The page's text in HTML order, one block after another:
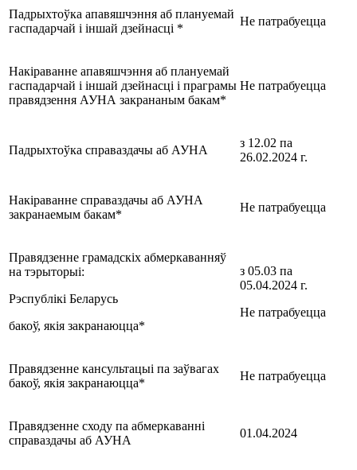
Падрыхтоўка апавяшчэння аб плануемай
гаспадарчай і іншай дзейнасці *
Не патрабуецца
Накiраванне апавяшчэння аб плануемай
гаспадарчай і іншай дзейнасці і праграмы
правядзення АУНА закрананым бакам*
Не патрабуецца
Падрыхтоўка справаздачы аб АУНА
з 12.02 па
26.02.2024 г.
Накiраванне справаздачы аб АУНА
закранаемым бакам*
Не патрабуецца
Правядзенне грамадскіх абмеркаванняў
на тэрыторыі:
Рэспублікі Беларусь
бакоў, якія закранаюцца*
з 05.03 па
05.04.2024 г.
Не патрабуецца
Правядзенне кансультацыі па заўвагах
бакоў, якія закранаюцца*
Не патрабуецца
Правядзенне сходу па абмеркаванні
справаздачы аб АУНА
01.04.2024